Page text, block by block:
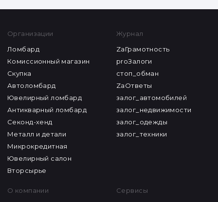
Организации
Ломбард
Комиссионный магазин
Скупка
Автоломбард
Ювелирный ломбард
Антикварный ломбард
Секонд-хенд
Металл и детали
Микрокредитная
Ювелирный салон
Вторсырье
Журнал
ZaГрамотность
proЗалоги
стоп_обман
ZaОтветы
залог_автомобилей
залог_недвижимости
залог_одежды
залог_техники
О компании
Сервисы